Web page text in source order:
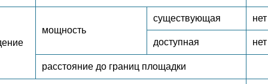
мощность
существующая нет
доступная нет
расстояние до границ площадки